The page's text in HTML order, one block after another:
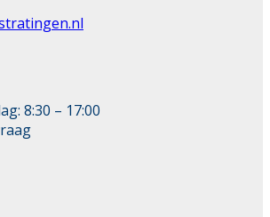
8:30 – 17:00